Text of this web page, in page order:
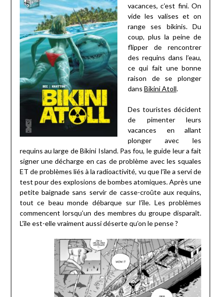
vacances, c’est fini. On
vide les valises et on
range ses bikinis. Du
coup, plus la peine de
flipper de rencontrer
des requins dans l’eau,
ce qui fait une bonne
raison de se plonger
dans Bikini Atoll.
Des touristes décident
de pimenter leurs
vacances en allant
plonger avec les
requins au large de Bikini Island. Pas fou, le guide leur a fait
signer une décharge en cas de problème avec les squales
ET de problèmes liés à la radioactivité, vu que l’île a servi de
test pour des explosions de bombes atomiques. Après une
petite baignade sans servir de casse-croûte aux requins,
tout ce beau monde débarque sur l’île. Les problèmes
commencent lorsqu’un des membres du groupe disparaît.
L’île est-elle vraiment aussi déserte qu’on le pense ?